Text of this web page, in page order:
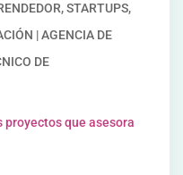
STARTUPS,
| AGENCIA DE
DE
proyectos que asesora